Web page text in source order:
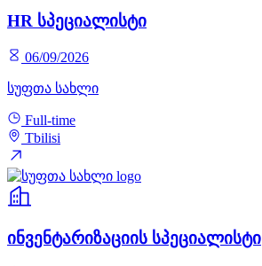
HR სპეციალისტი
06/09/2026
სუფთა სახლი
Full-time
Tbilisi
ინვენტარიზაციის სპეციალისტი